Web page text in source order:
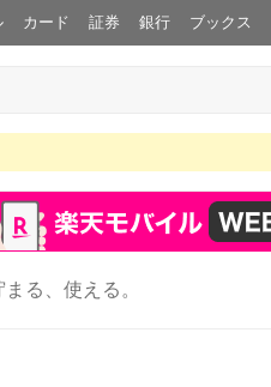
カード 証券 銀行 ブックス
る、使える。